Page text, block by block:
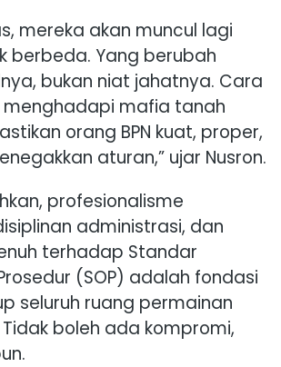
mereka akan muncul lagi
berbeda. Yang berubah
bukan niat jahatnya. Cara
mafia tanah
orang BPN kuat, proper,
aturan,” ujar Nusron.
profesionalisme
administrasi, dan
terhadap Standar
(SOP) adalah fondasi
seluruh ruang permainan
boleh ada kompromi,